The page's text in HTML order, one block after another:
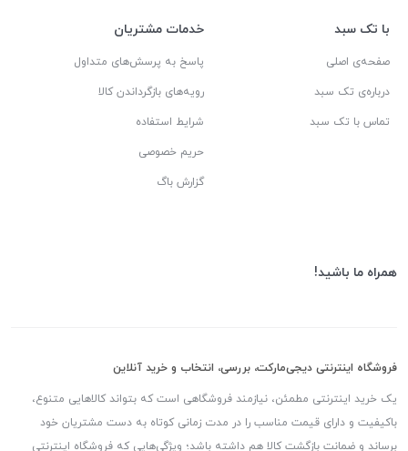
با تک سبد
صفحه‌ی اصلی
درباره‌ی تک سبد
تماس با تک سبد
خدمات مشتریان
پاسخ به پرسش‌های متداول
رویه‌های بازگرداندن کالا
شرایط استفاده
حریم خصوصی
گزارش باگ
همراه ما باشید!
فروشگاه اینترنتی دیجی‌مارکت، بررسی، انتخاب و خرید آنلاین
یک خرید اینترنتی مطمئن، نیازمند فروشگاهی است که بتواند کالاهایی متنوع،
باکیفیت و دارای قیمت مناسب را در مدت زمانی کوتاه به دست مشتریان خود
برساند و ضمانت بازگشت کالا هم داشته باشد؛ ویژگی‌هایی که فروشگاه اینترنتی